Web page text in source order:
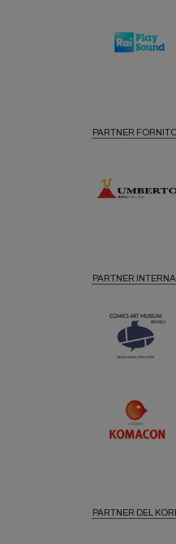
PARTNER
PARTNER
PARTNER DEL